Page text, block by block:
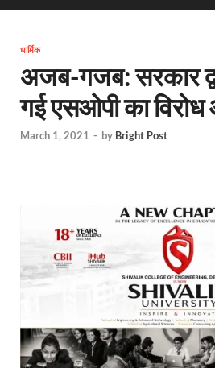
धार्मिक
अजब-गजब: सरकार
गई एसओपी का
March 1, 2021 - by Bright Post